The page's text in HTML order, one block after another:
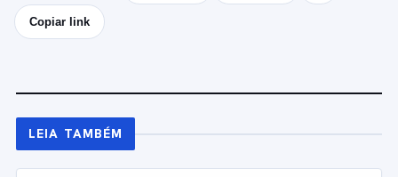
Copiar link
LEIA TAMBÉM